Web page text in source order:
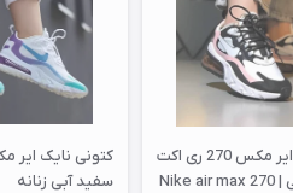
کتونی نایک ایر مکس 270 ری اکت
سفید صورتی | Nike air max 270
سفید آبی زنانه